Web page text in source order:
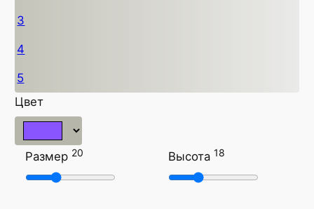
3
4
5
Цвет
Размер 20 Высота 18